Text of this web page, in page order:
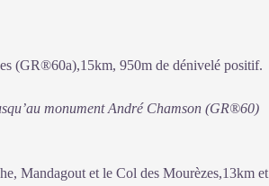
(GR®60a),15km, 950m de dénivelé positif.
monument André Chamson (GR®60)
Mandagout et le Col des Mourèzes,13km et